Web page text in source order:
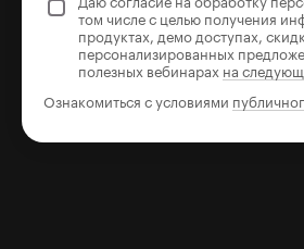
том числе с целью получения
продуктах, демо доступах,
персонализированных
полезных вебинарах на
Ознакомиться с условиями